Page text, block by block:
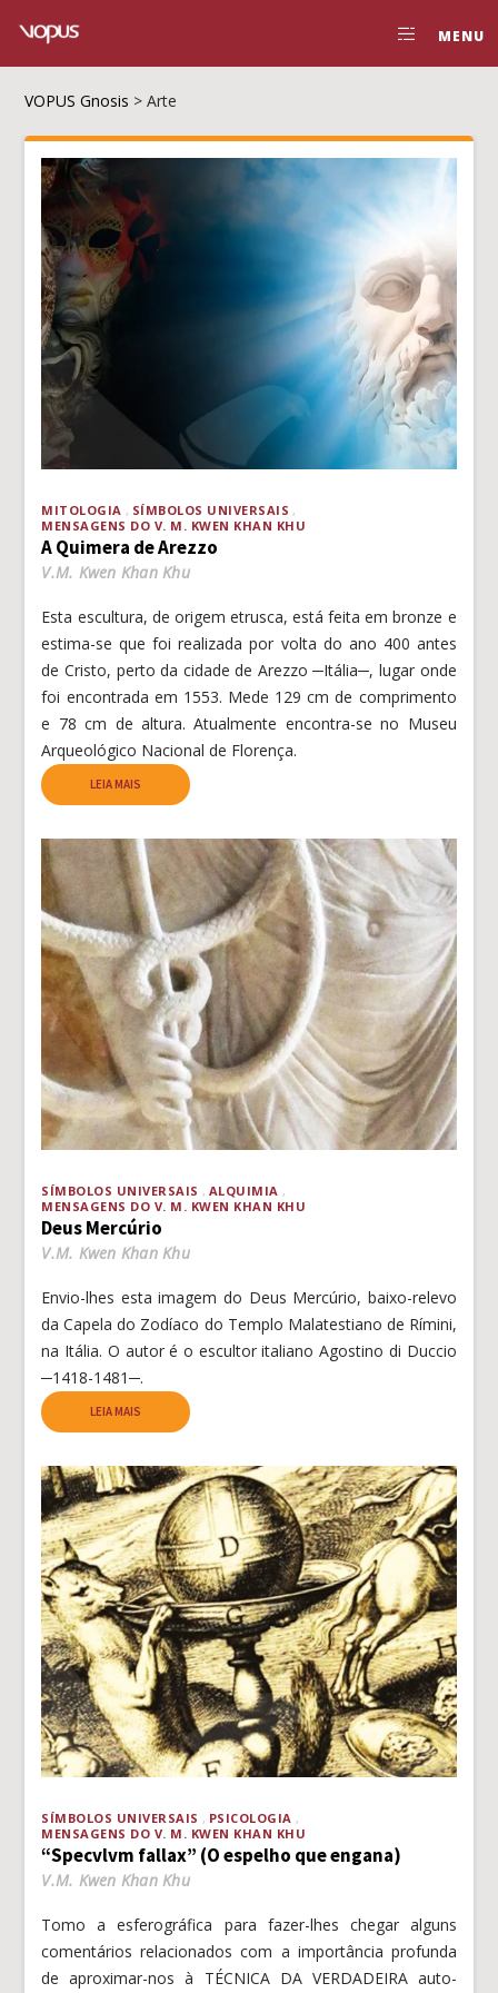
MENU
VOPUS Gnosis >Arte
MITOLOGIA
SÍMBOLOS UNIVERSAIS
MENSAGENS DO V. M. KWEN KHAN KHU
A Quimera de Arezzo
V.M. Kwen Khan Khu
Esta escultura, de origem etrusca, está feita em bronze e
estima-se que foi realizada por volta do ano 400 antes
de Cristo, perto da cidade de Arezzo ─Itália─, lugar onde
foi encontrada em 1553. Mede 129 cm de comprimento
e 78 cm de altura. Atualmente encontra-se no Museu
Arqueológico Nacional de Florença.
LEIA MAIS
SÍMBOLOS UNIVERSAIS
ALQUIMIA
MENSAGENS DO V. M. KWEN KHAN KHU
Deus Mercúrio
V.M. Kwen Khan Khu
Envio-lhes esta imagem do Deus Mercúrio, baixo-relevo
da Capela do Zodíaco do Templo Malatestiano de Rímini,
na Itália. O autor é o escultor italiano Agostino di Duccio
─1418-1481─.
LEIA MAIS
SÍMBOLOS UNIVERSAIS
PSICOLOGIA
MENSAGENS DO V. M. KWEN KHAN KHU
“Specvlvm fallax” (O espelho que engana)
V.M. Kwen Khan Khu
Tomo a esferográfica para fazer-lhes chegar alguns
comentários relacionados com a importância profunda
de aproximar-nos à TÉCNICA DA VERDADEIRA auto-